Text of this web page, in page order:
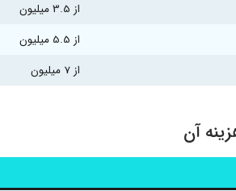
از 3.5 میلیون
از 5.5 میلیون
از 7 میلیون
آن